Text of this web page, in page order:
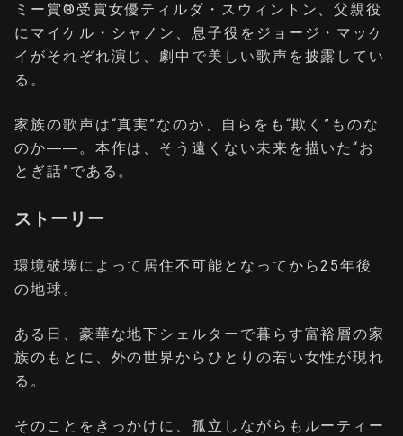
ミー賞®受賞女優ティルダ・スウィントン、父親役
にマイケル・シャノン、息子役をジョージ・マッケ
イがそれぞれ演じ、劇中で美しい歌声を披露してい
る。
家族の歌声は“真実”なのか、自らをも“欺く”ものな
のか――。本作は、そう遠くない未来を描いた“お
とぎ話”である。
ストーリー
環境破壊によって居住不可能となってから25年後
の地球。
ある日、豪華な地下シェルターで暮らす富裕層の家
族のもとに、外の世界からひとりの若い女性が現れ
る。
そのことをきっかけに、孤立しながらもルーティー